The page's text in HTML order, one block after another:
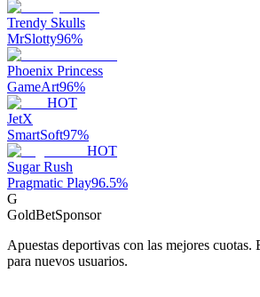
Trendy Skulls
MrSlotty96%
Phoenix Princess
GameArt96%
HOT
JetX
SmartSoft97%
HOT
Sugar Rush
Pragmatic Play96.5%
G
GoldBetSponsor
Apuestas deportivas con las mejores cuotas.
para nuevos usuarios.